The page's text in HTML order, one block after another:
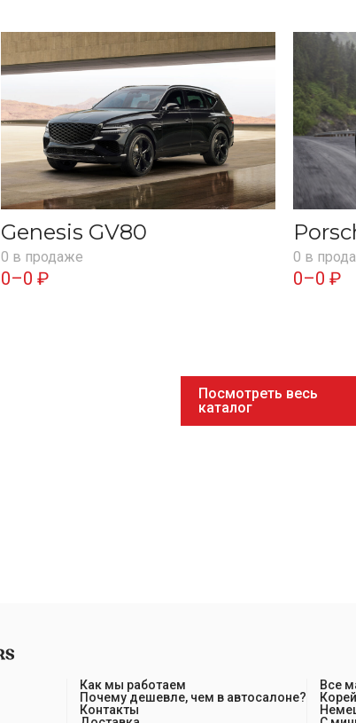
Genesis GV80
0 в продаже
0–0 ₽
0 в
0–0 ₽
Посмотреть весь
каталог
Как мы работаем
Почему дешевле, чем в автосалоне?
Контакты
Все